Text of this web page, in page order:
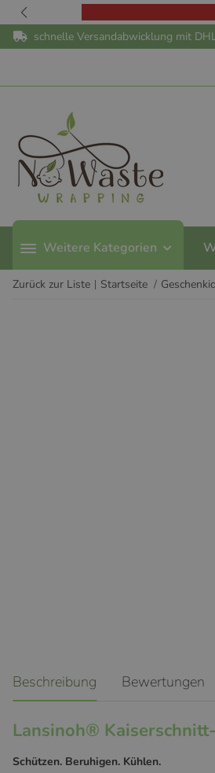
schnelle Versandabwicklung mit
Weitere Kategorien
Zurück zur Liste Startseite
Beschreibung Bewertungen
Lansinoh®
Schützen. Beruhigen. Kühlen.